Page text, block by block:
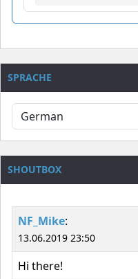
SPRACHE
SHOUTBOX
NF_Mike:
13.06.2019 23:50
Hi there!